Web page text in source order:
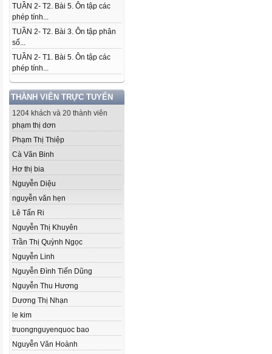
TUẦN 2- T2. Bài 5. Ôn tập các
phép tính...
TUẦN 2- T2. Bài 3. Ôn tập phân
số...
TUẦN 2- T1. Bài 5. Ôn tập các
phép tính...
THÀNH VIÊN TRỰC TUYẾN
1204 khách và 20 thành viên
phạm thị dơn
Phạm Thị Thiệp
Cà Văn Binh
Hơ thị bia
Nguyễn Diệu
nguyễn văn hẹn
Lê Tấn Ri
Nguyễn Thị Khuyên
Trần Thị Quỳnh Ngọc
Nguyễn Linh
Nguyễn Đình Tiến Dũng
Nguyễn Thu Hương
Dương Thị Nhạn
le kim
truongnguyenquoc bao
Nguyễn Văn Hoành